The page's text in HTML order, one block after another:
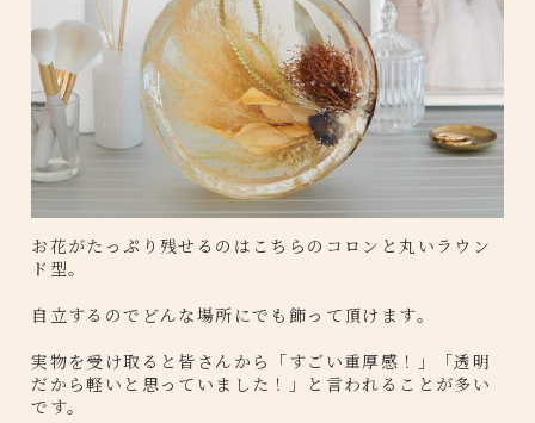
お花がたっぷり残せるのはこちらのコロンと丸いラウン
ド型。
自立するのでどんな場所にでも飾って頂けます。
実物を受け取ると皆さんから「すごい重厚感！」「透明
だから軽いと思っていました！」と言われることが多い
です。